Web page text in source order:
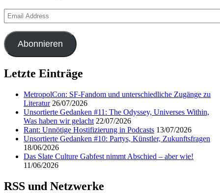
Email
Address
Abonnieren
Letzte Einträge
MetropolCon: SF-Fandom und unterschiedliche Zugänge zu
Literatur 26/07/2026
Unsortierte Gedanken #11: The Odyssey, Universes Within,
Was haben wir gelacht 22/07/2026
Rant: Unnötige Hostifizierung in Podcasts 13/07/2026
Unsortierte Gedanken #10: Partys, Künstler, Zukunftsfragen
18/06/2026
Das Slate Culture Gabfest nimmt Abschied – aber wie!
11/06/2026
RSS und Netzwerke